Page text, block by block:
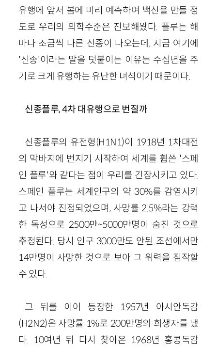
유행에 앞서 봄에 미리 예측하여 백신을 만들 정
도로 우리의 의학수준은 진보해왔다. 플루는 해
마다 조금씩 다른 신종이 나오는데, 지금 여기에
'신종'이라는 말을 덧붙이는 이유는 수십년을 주
기로 크게 유행하는 유난한 녀석이기 때문이다.
신종플루, 4차 대유행으로 번질까
신종플루의 유전형(H1N1)이 1918년 1차대전
의 막바지에 번지기 시작하여 세계를 휩쓴 '스페
인 플루'와 같다는 점이 우리를 긴장시키고 있다.
스페인 플루는 세계인구의 약 30%를 감염시키
고 나서야 진정되었으며, 사망률 2.5%라는 강력
한 독성으로 2500만~5000만명이 숨진 것으로
추정된다. 당시 인구 3000만도 안된 조선에서만
14만명이 사망한 것으로 보아 그 위력을 짐작할
수 있다.
그 뒤를 이어 등장한 1957년 아시안독감
(H2N2)은 사망률 1%로 200만명의 희생자를 냈
다. 10여년 뒤 다시 찾아온 1968년 홍콩독감